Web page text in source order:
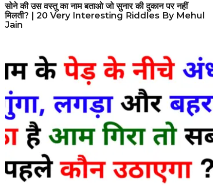
सोने की उस वस्तु का नाम बताओ जो सुनार की दुकान पर नहीं
मिलती? | 20 Very Interesting Riddles By Mehul
Jain